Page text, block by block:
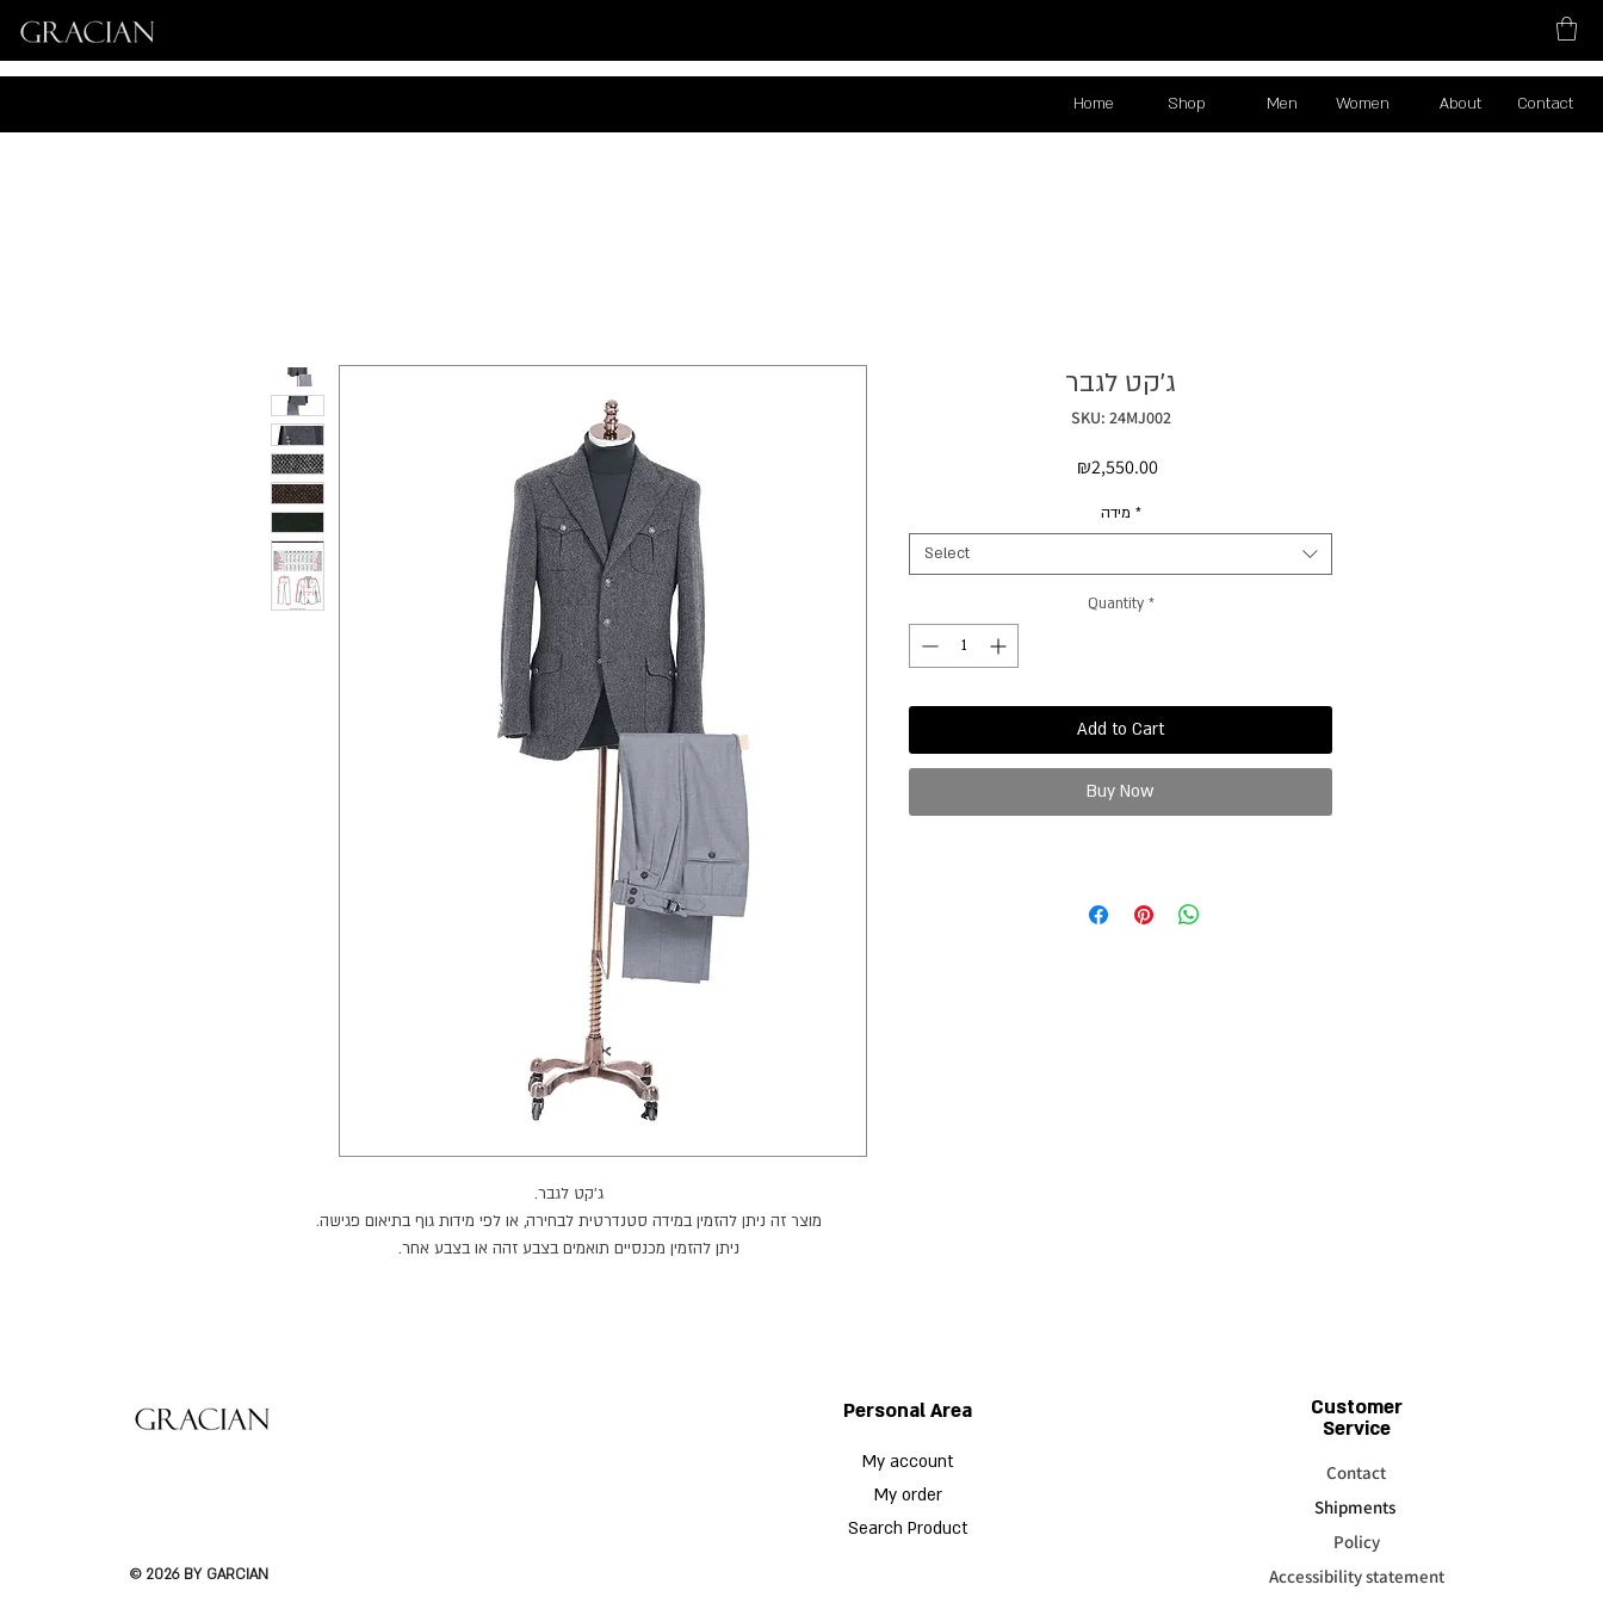
Contact
About
Women
Men
Shop
Home
ג׳קט לגבר.
מוצר זה ניתן להזמין במידה סטנדרטית לבחירה, או לפי מידות גוף בתיאום פגישה.
ניתן להזמין מכנסיים תואמים בצבע זהה או בצבע אחר.
ג׳קט לגבר
SKU: 24MJ002
₪2,550.00Price
מידה *
Select
Quantity *
Add to Cart
Buy Now
© 2026 BY GARCIAN
Personal Area
My account
My order
Search Product
Customer
Service
Contact
Shipments
Policy
Accessibility statement​​